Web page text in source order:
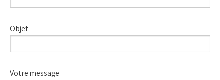
Objet
Votre message